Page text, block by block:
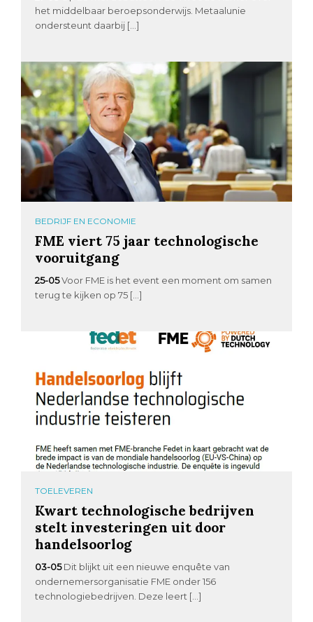
het middelbaar beroepsonderwijs. Metaalunie
ondersteunt daarbij […]
BEDRIJF EN ECONOMIE
FME viert 75 jaar technologische
vooruitgang
25-05Voor FME is het event een moment om samen
terug te kijken op 75 […]
TOELEVEREN
Kwart technologische bedrijven
stelt investeringen uit door
handelsoorlog
03-05 Dit blijkt uit een nieuwe enquête van
ondernemersorganisatie FME onder 156
technologiebedrijven. Deze leert […]